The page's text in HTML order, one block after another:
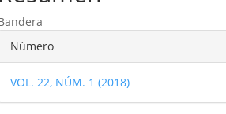
del
Número
VOL. 22, NÚM. 1 (2018)